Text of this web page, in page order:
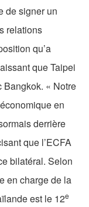
de signer un
relations
qu’a
que Taipei
Bangkok. « Notre
en
derrière
que l’ECFA
bilatéral. Selon
en charge de la
est le 12e